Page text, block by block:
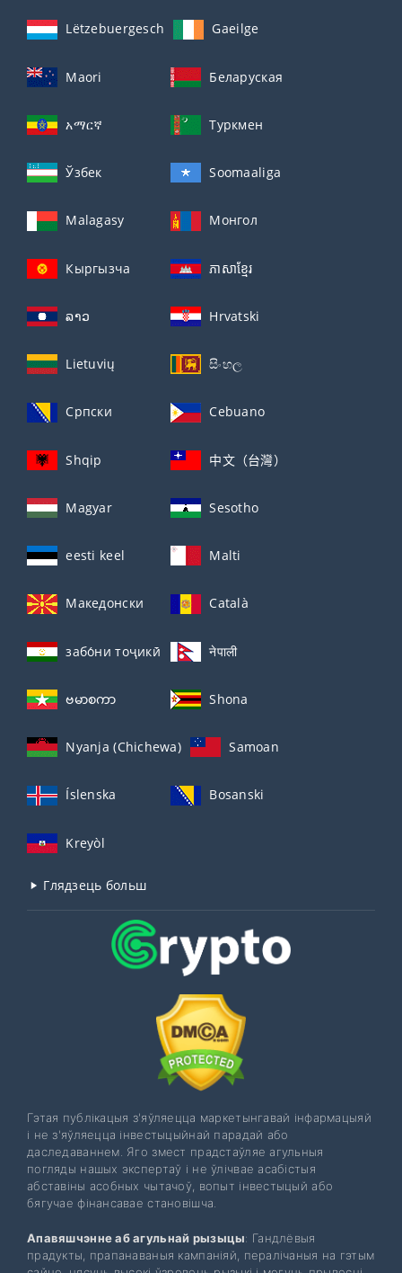
Lëtzebuergesch Gaeilge
Maori Беларуская
አማርኛ Туркмен
Ўзбек Soomaaliga
Malagasy Монгол
Кыргызча ភាសាខ្មែរ
ລາວ Hrvatski
Lietuvių සිංහල
Српски Cebuano
Shqip 中文（台灣）
Magyar Sesotho
eesti keel Malti
Македонски Català
забо́ни тоҷикӣ́ नेपाली
ဗမာစကာ Shona
Nyanja (Chichewa) Samoan
Íslenska Bosanski
Kreyòl
Глядзець больш
Гэтая публікацыя з'яўляецца маркетынгавай інфармацыяй
і не з'яўляецца інвестыцыйнай парадай або
даследаваннем. Яго змест прадстаўляе агульныя
погляды нашых экспертаў і не ўлічвае асабістыя
абставіны асобных чытачоў, вопыт інвестыцый або
бягучае фінансавае становішча.
Апавяшчэнне аб агульнай рызыцы: Гандлёвыя
прадукты, прапанаваныя кампаніяй, пералічаныя на гэтым